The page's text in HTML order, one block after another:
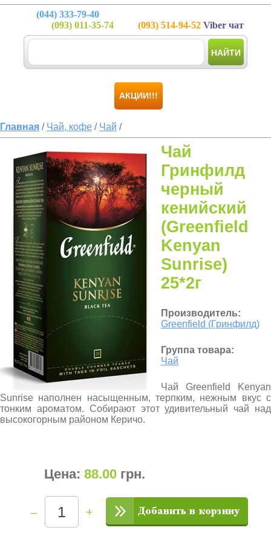
(044) 333-79-40
(093) 011-35-74 (093) 514-94-52 Viber чат
НАЙТИ
АКЦИИ!!!
Главная / Чай, кофе / Чай /
Чай
Гринфилд
черный
кенийский
(Greenfield
Kenyan
Sunrise)
25*2г
Производитель:
Greenfield (Гринфилд)
Группа товара:
Чай
Чай Greenfield Kenyan
Sunrise наполнен насыщенным, терпким, нежным вкус с
тонким ароматом. Собирают этот удивительный чай над
высокогорным районом Керичо.
Цена: 88.00 грн.
– +